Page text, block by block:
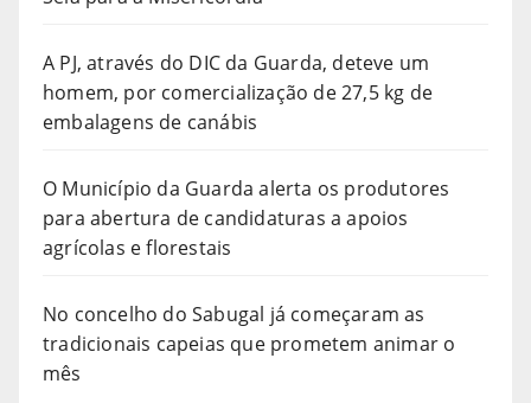
A PJ, através do DIC da Guarda, deteve um
homem, por comercialização de 27,5 kg de
embalagens de canábis
O Município da Guarda alerta os produtores
para abertura de candidaturas a apoios
agrícolas e florestais
No concelho do Sabugal já começaram as
tradicionais capeias que prometem animar o
mês